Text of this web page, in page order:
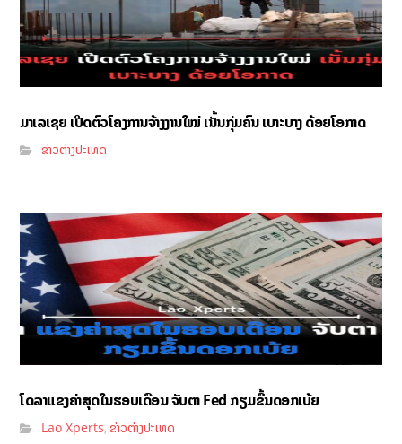
ມາເລເຊຍ ເປີດຕົວໂຄງການຈ້າງງານໃໝ່ ເນັ້ນກຸ່ມຄົນ ເບາະບາງ ດ້ອຍໂອກາດ
ຂ່າວຕ່າງປະເທດ
ໂດລາແຂງຄ່າສຸດໃນຮອບເດືອນ ຈັບຕາ Fed ກຽມຂຶ້ນດອກເບ້ຍ
Lao Xperts,ຂ່າວຕ່າງປະເທດ